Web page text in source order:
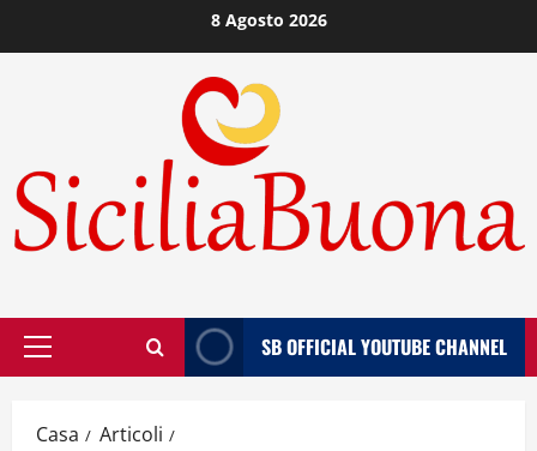
al
8 Agosto 2026
Menù
SB OFFICIAL YOUTUBE CHANNEL
Casa
Articoli